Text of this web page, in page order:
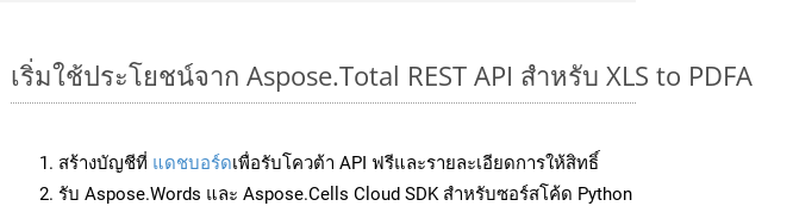
เริ่มใช้ประโยชน์จาก Aspose.Total REST API สำหรับ XLS to PDFA
สร้างบัญชีที่ แดชบอร์ดเพื่อรับโควต้า API ฟรีและรายละเอียดการให้สิทธิ์
รับ Aspose.Words และ Aspose.Cells Cloud SDK สำหรับซอร์สโค้ด Python